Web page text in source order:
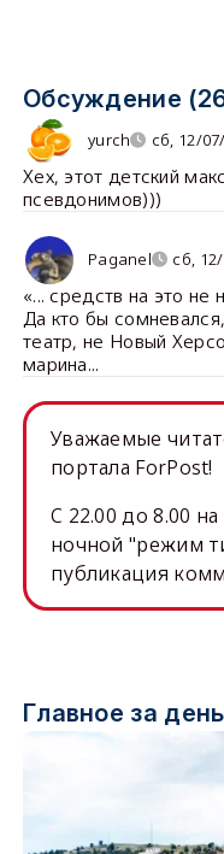
Обсуждение
yurch сб, 12/
Хех, этот детский
псевдонимов)))
Paganel сб,
«... средств на это не
Да кто бы
театр, не Новый
марина...
Уважаемые
портала ForPost!
C 22.00 до 8.00
ночной "режим
публикация
Главное за день